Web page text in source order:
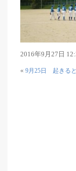
2016年9月27日
« 9月25日 起きる